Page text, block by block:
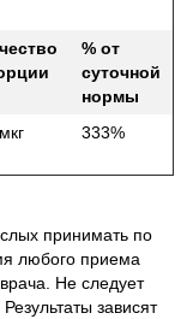
% от
суточной
нормы
333%
принимать по
любого приема
Не следует
зависят